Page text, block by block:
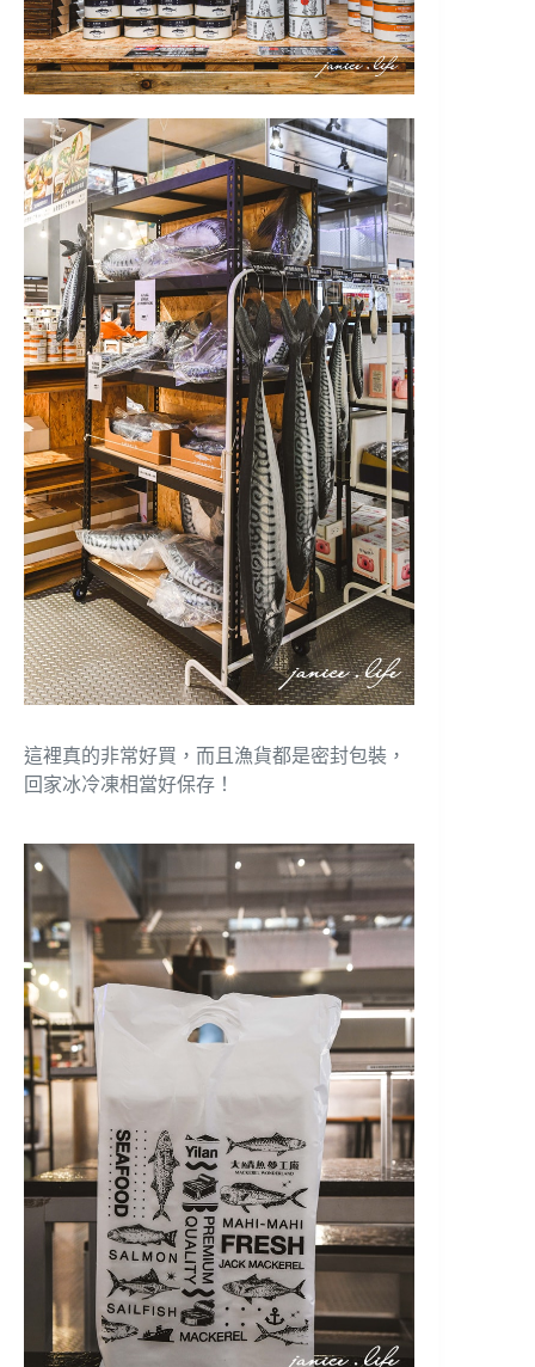
這裡真的非常好買，而且漁貨都是密封包裝，
回家冰冷凍相當好保存！